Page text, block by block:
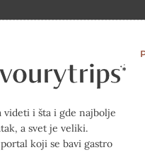
videti i šta i gde najbolje
a svet je veliki.
koji se bavi gastro